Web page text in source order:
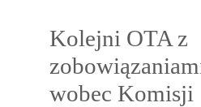
Kolejni OTA z
wobec Komisji